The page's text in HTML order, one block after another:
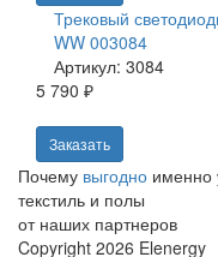
Трековый
WW 003084
Артикул: 3084
5 790 ₽
Заказать
Почему выгодно именно
текстиль и полы
от наших партнеров
Copyright 2026 Elenergy